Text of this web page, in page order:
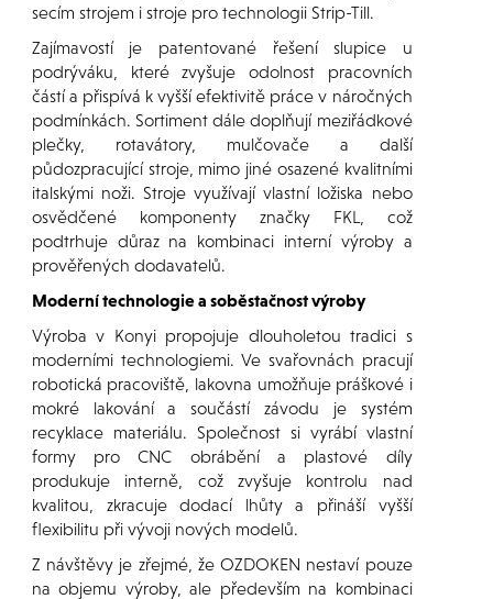
secím strojem i stroje pro technologii Strip-Till.
Zajímavostí je patentované řešení slupice u
podrýváku, které zvyšuje odolnost pracovních
částí a přispívá k vyšší efektivitě práce v náročných
podmínkách. Sortiment dále doplňují meziřádkové
plečky, rotavátory, mulčovače a další
půdozpracující stroje, mimo jiné osazené kvalitními
italskými noži. Stroje využívají vlastní ložiska nebo
osvědčené komponenty značky FKL, což
podtrhuje důraz na kombinaci interní výroby a
prověřených dodavatelů.
Moderní technologie a soběstačnost výroby
Výroba v Konyi propojuje dlouholetou tradici s
moderními technologiemi. Ve svařovnách pracují
robotická pracoviště, lakovna umožňuje práškové i
mokré lakování a součástí závodu je systém
recyklace materiálu. Společnost si vyrábí vlastní
formy pro CNC obrábění a plastové díly
produkuje interně, což zvyšuje kontrolu nad
kvalitou, zkracuje dodací lhůty a přináší vyšší
flexibilitu při vývoji nových modelů.
Z návštěvy je zřejmé, že OZDOKEN nestaví pouze
na objemu výroby, ale především na kombinaci